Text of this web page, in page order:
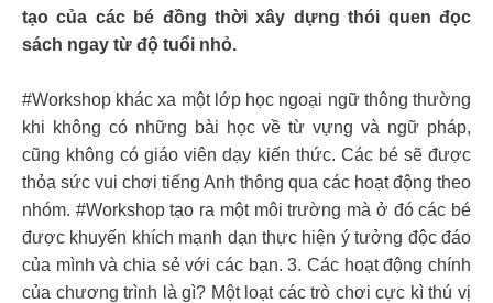
tạo của các bé đồng thời xây dựng thói quen đọc
sách ngay từ độ tuổi nhỏ.
#Workshop khác xa một lớp học ngoại ngữ thông thường
khi không có những bài học về từ vựng và ngữ pháp,
cũng không có giáo viên dạy kiến thức. Các bé sẽ được
thỏa sức vui chơi tiếng Anh thông qua các hoạt động theo
nhóm. #Workshop tạo ra một môi trường mà ở đó các bé
được khuyến khích mạnh dạn thực hiện ý tưởng độc đáo
của mình và chia sẻ với các bạn. 3. Các hoạt động chính
của chương trình là gì? Một loạt các trò chơi cực kì thú vị